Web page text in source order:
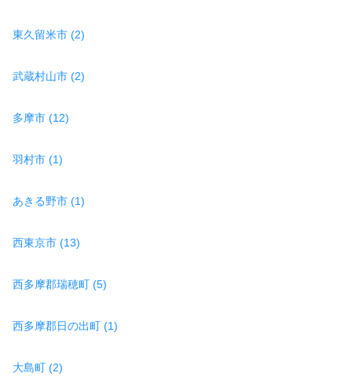
東久留米市 (2)
武蔵村山市 (2)
多摩市 (12)
羽村市 (1)
あきる野市 (1)
西東京市 (13)
西多摩郡瑞穂町 (5)
西多摩郡日の出町 (1)
大島町 (2)